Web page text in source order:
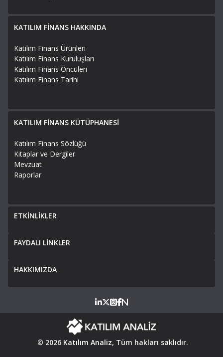
KATILIM FİNANS HAKKINDA
Katılım Finans Ürünleri
Katılım Finans Kuruluşları
Katılım Finans Öncüleri
Katılım Finans Tarihi
KATILIM FİNANS KÜTÜPHANESİ
Katılım Finans Sözlüğü
Kitaplar ve Dergiler
Mevzuat
Raporlar
ETKİNLİKLER
FAYDALI LİNKLER
HAKKIMIZDA
© 2026 Katılım Analiz, Tüm hakları saklıdır.